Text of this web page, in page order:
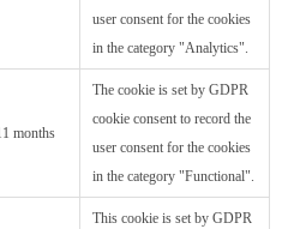
user consent for the cookies
in the category "Analytics".
months
The cookie is set by GDPR
cookie consent to record the
user consent for the cookies
in the category "Functional".
This cookie is set by GDPR